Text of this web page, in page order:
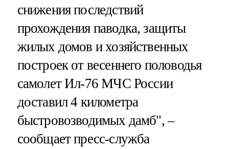
снижения последствий
прохождения паводка, защиты
жилых домов и хозяйственных
построек от весеннего половодья
самолет Ил-76 МЧС России
доставил 4 километра
быстровозводимых дамб", –
сообщает пресс-служба